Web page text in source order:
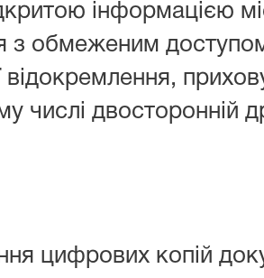
інформацією
з обмеженим
відокремлення,
числі двосторонній
цифрових копій